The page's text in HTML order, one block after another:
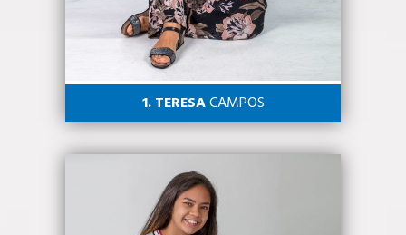
1. TERESACAMPOS